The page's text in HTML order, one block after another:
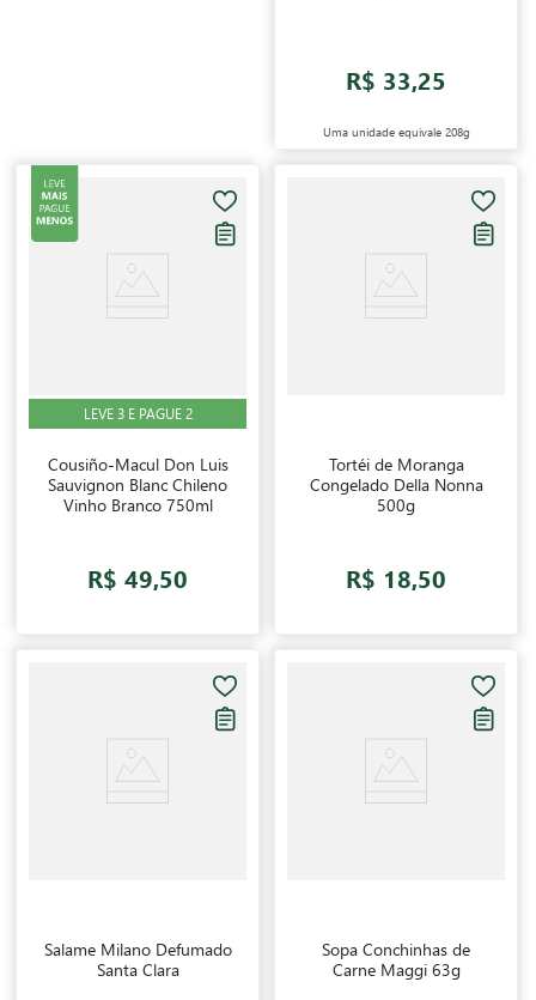
R$ 33,25
Uma unidade equivale 208g
LEVE 3 E PAGUE 2
Cousiño-Macul Don Luis
Sauvignon Blanc Chileno
Vinho Branco 750ml
R$ 49,50
Tortéi de Moranga
Congelado Della Nonna
500g
R$ 18,50
Salame Milano Defumado
Santa Clara
Sopa Conchinhas de
Carne Maggi 63g